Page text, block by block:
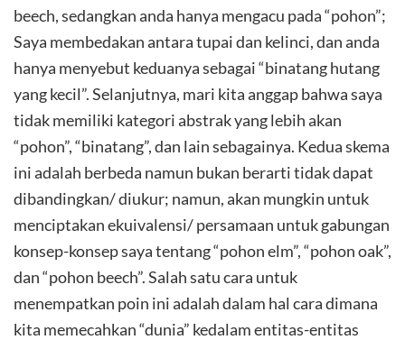
beech, sedangkan anda hanya mengacu pada “pohon”;
Saya membedakan antara tupai dan kelinci, dan anda
hanya menyebut keduanya sebagai “binatang hutang
yang kecil”. Selanjutnya, mari kita anggap bahwa saya
tidak memiliki kategori abstrak yang lebih akan
“pohon”, “binatang”, dan lain sebagainya. Kedua skema
ini adalah berbeda namun bukan berarti tidak dapat
dibandingkan/ diukur; namun, akan mungkin untuk
menciptakan ekuivalensi/ persamaan untuk gabungan
konsep-konsep saya tentang “pohon elm”, “pohon oak”,
dan “pohon beech”. Salah satu cara untuk
menempatkan poin ini adalah dalam hal cara dimana
kita memecahkan “dunia” kedalam entitas-entitas